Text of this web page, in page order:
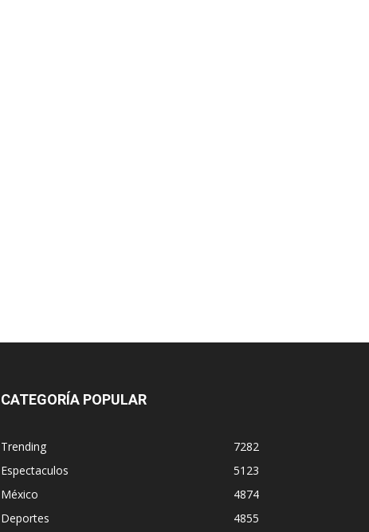
CATEGORÍA POPULAR
Trending
7282
Espectaculos
5123
México
4874
Deportes
4855